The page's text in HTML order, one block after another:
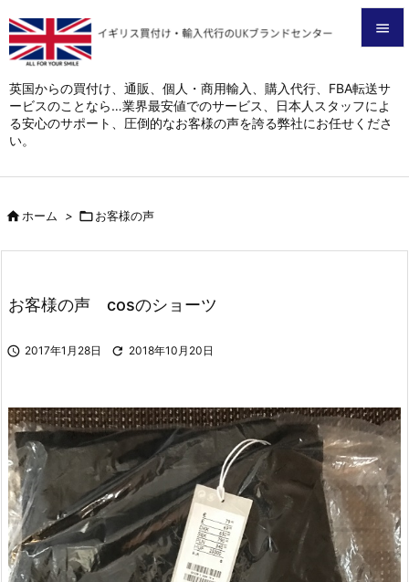
英国からの買付け、通販、個人・商用輸入、購入代行、FBA転送サ
ービスのことなら…業界最安値でのサービス、日本人スタッフによ
る安心のサポート、圧倒的なお客様の声を誇る弊社にお任せくださ
い。

メニュ

サイド
前へ

ホーム > お客様の声
お客様の声 cosのショーツ
 2017年1月28日  2018年10月20日